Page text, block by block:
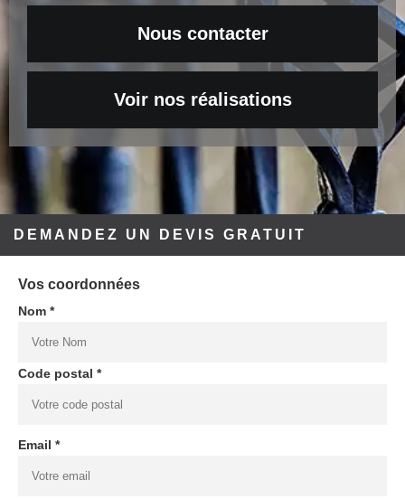
Nous contacter
Voir nos réalisations
DEMANDEZ UN DEVIS GRATUIT
Vos coordonnées
Nom *
Code postal *
Email *